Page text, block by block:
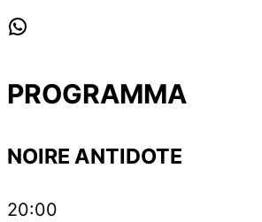
PROGRAMMA
NOIRE ANTIDOTE
20:00